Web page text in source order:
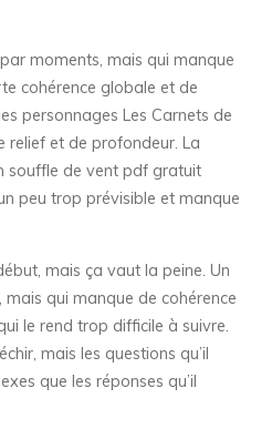
moments, mais qui manque
cohérence globale et de
personnages Les Carnets de
et de profondeur. La
souffle de vent pdf gratuit
peu trop prévisible et manque
mais ça vaut la peine. Un
qui manque de cohérence
le rend trop difficile à suivre.
mais les questions qu’il
que les réponses qu’il